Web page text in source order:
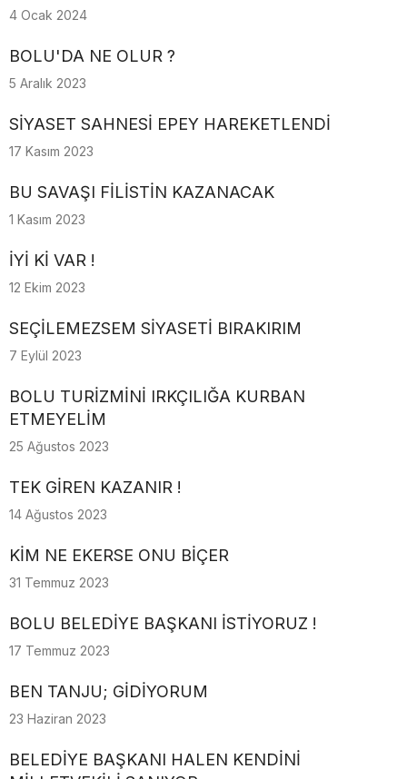
4 Ocak 2024
BOLU'DA NE OLUR ?
5 Aralık 2023
SİYASET SAHNESİ EPEY HAREKETLENDİ
17 Kasım 2023
BU SAVAŞI FİLİSTİN KAZANACAK
1 Kasım 2023
İYİ Kİ VAR !
12 Ekim 2023
SEÇİLEMEZSEM SİYASETİ BIRAKIRIM
7 Eylül 2023
BOLU TURİZMİNİ IRKÇILIĞA KURBAN
ETMEYELİM
25 Ağustos 2023
TEK GİREN KAZANIR !
14 Ağustos 2023
KİM NE EKERSE ONU BİÇER
31 Temmuz 2023
BOLU BELEDİYE BAŞKANI İSTİYORUZ !
17 Temmuz 2023
BEN TANJU; GİDİYORUM
23 Haziran 2023
BELEDİYE BAŞKANI HALEN KENDİNİ